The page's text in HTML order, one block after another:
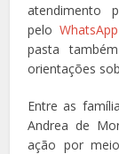
atendimento
peloWhatsApp
pasta
orientações
Entre as
Andrea de
ação por